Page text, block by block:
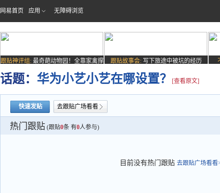
网易首页 应用 无障碍浏览
跟贴神评组: 最奇葩动物园！全靠家禽撑
场子
跟贴故事会: 写下旅途中被坑的经历
话题： 华为小艺小艺在哪设置？ [查看原文]
快速发贴 去跟贴广场看看
热门跟贴 (跟贴0条 有0人参与)
目前没有热门跟贴 去跟贴广场看看